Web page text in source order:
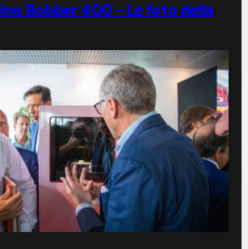
Bobber 400 - Le foto della